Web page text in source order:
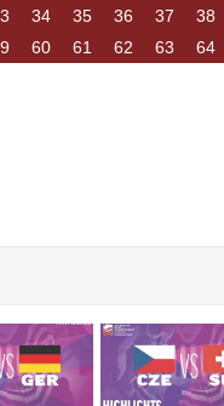
34 35 36 37
38
60 61 62 63 64